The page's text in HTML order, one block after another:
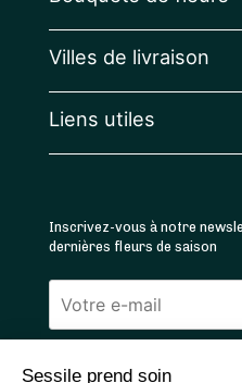
Sessile prend soin
Villes de livraison
Liens utiles
Inscrivez-vous à notre
dernières fleurs de saison
Veuillez
ce